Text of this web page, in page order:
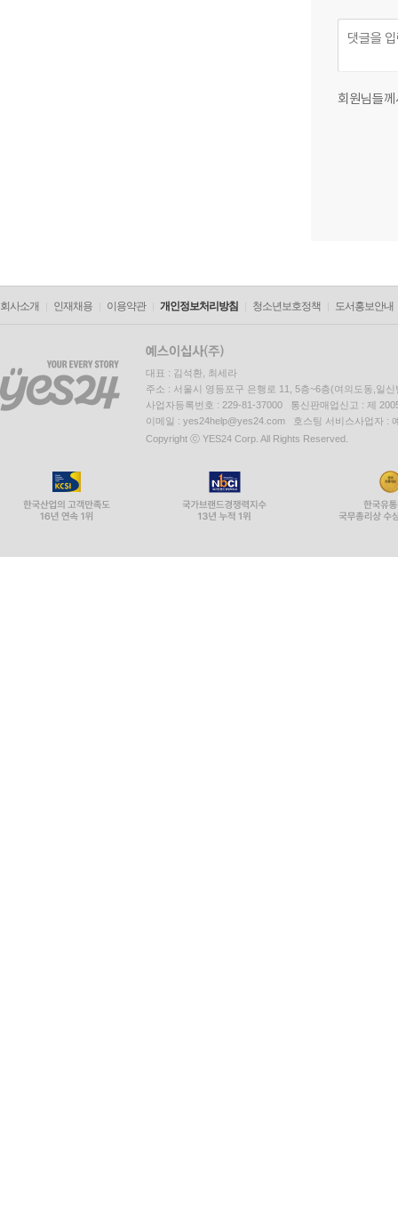
회원님들
회사소개 인재채용 이용약관 개인정보처리방침 청소년보호정책 도서홍보안내
대표 : 김석환, 최세라
주소 : 서울시 영등포구 은행로 11, 5층~6층(여의도동,일신
사업자등록번호 : 229-81-37000 통신판매업신고 : 제
이메일 : yes24help@yes24.com 호스팅 서비스사업자 :
Copyright ⓒ YES24 Corp. All Rights Reserved.